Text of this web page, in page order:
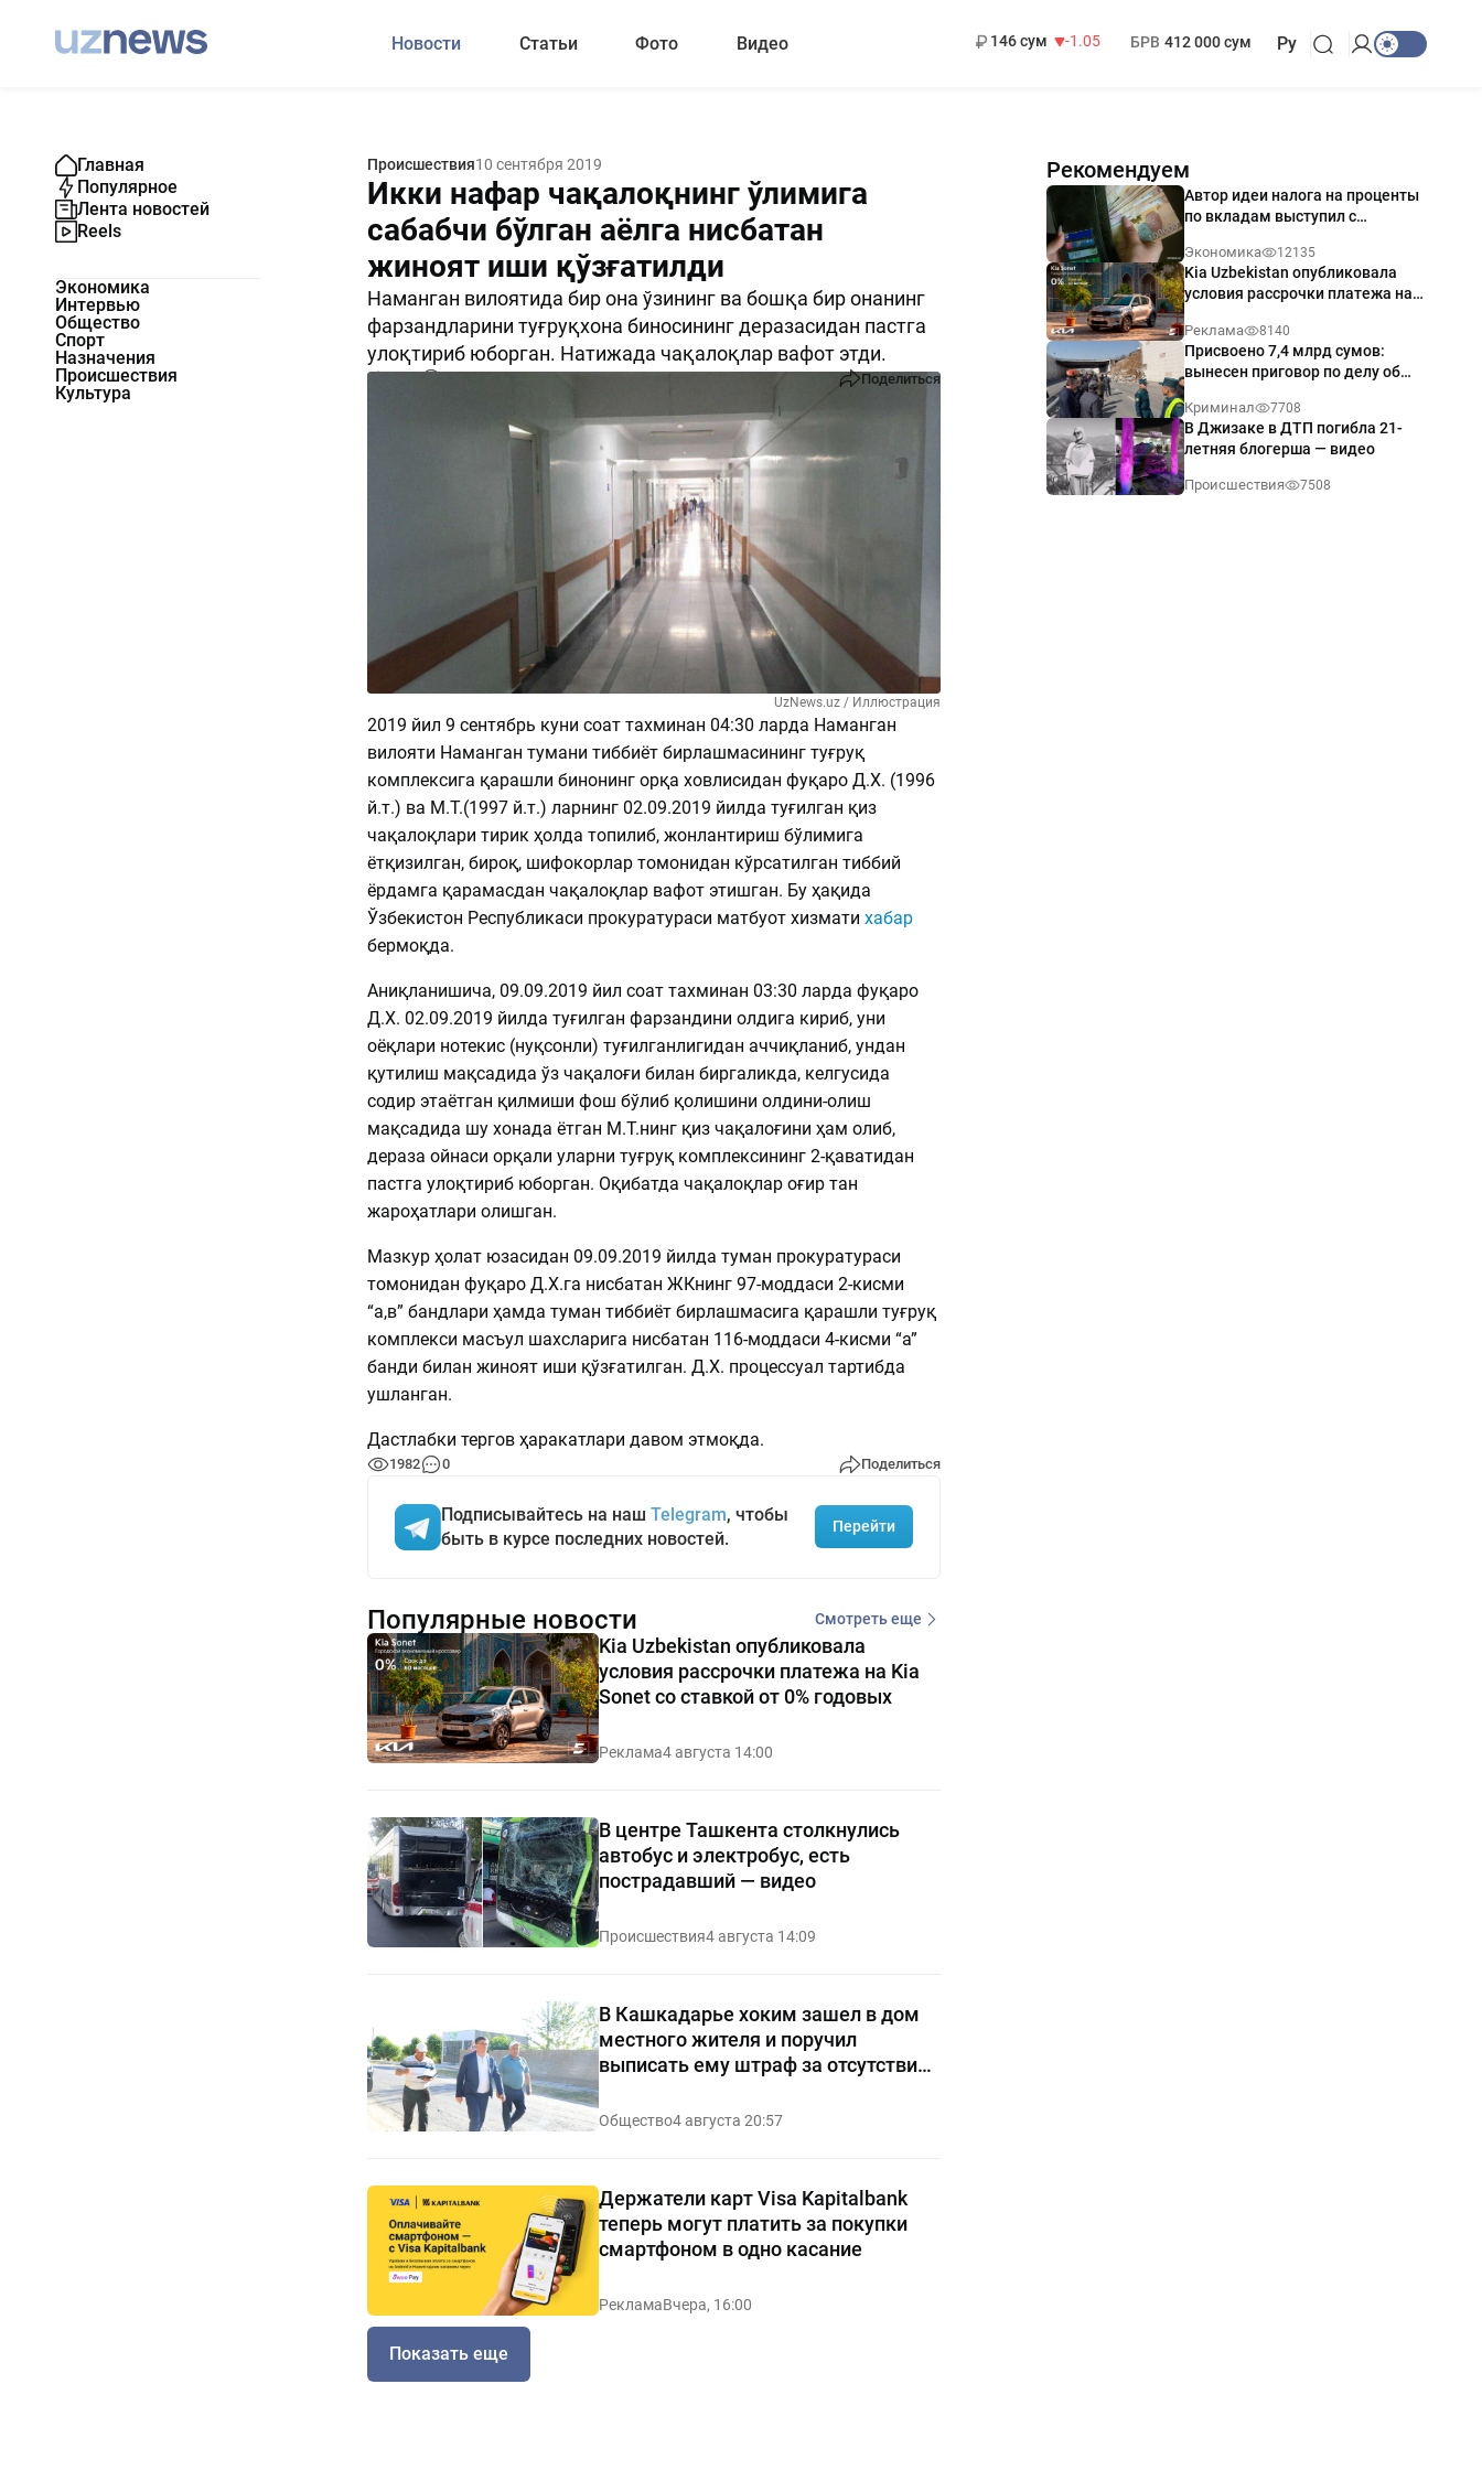
Новости Статьи Фото Видео
146 сум
-1.05
БРВ 412 000 сум Ру
Главная
Популярное
Лента новостей
Reels
Экономика
Интервью
Общество
Спорт
Назначения
Происшествия
Культура
Происшествия10 сентября 2019
Икки нафар чақалоқнинг ўлимига
сабабчи бўлган аёлга нисбатан
жиноят иши қўзғатилди
Наманган вилоятида бир она ўзининг ва бошқа бир онанинг
фарзандларини туғруқхона биносининг деразасидан пастга
улоқтириб юборган. Натижада чақалоқлар вафот этди.
Поделиться
UzNews.uz / Иллюстрация
2019 йил 9 сентябрь куни соат тахминан 04:30 ларда Наманган
вилояти Наманган тумани тиббиёт бирлашмасининг туғруқ
комплексига қарашли бинонинг орқа ховлисидан фуқаро Д.Х. (1996
й.т.) ва М.Т.(1997 й.т.) ларнинг 02.09.2019 йилда туғилган қиз
чақалоқлари тирик ҳолда топилиб, жонлантириш бўлимига
ётқизилган, бироқ, шифокорлар томонидан кўрсатилган тиббий
ёрдамга қарамасдан чақалоқлар вафот этишган. Бу ҳақида
Ўзбекистон Республикаси прокуратураси матбуот хизмати хабар
бермоқда.
Аниқланишича, 09.09.2019 йил соат тахминан 03:30 ларда фуқаро
Д.Х. 02.09.2019 йилда туғилган фарзандини олдига кириб, уни
оёқлари нотекис (нуқсонли) туғилганлигидан аччиқланиб, ундан
қутилиш мақсадида ўз чақалоғи билан биргаликда, келгусида
содир этаётган қилмиши фош бўлиб қолишини олдини-олиш
мақсадида шу хонада ётган М.Т.нинг қиз чақалоғини ҳам олиб,
дераза ойнаси орқали уларни туғруқ комплексининг 2-қаватидан
пастга улоқтириб юборган. Оқибатда чақалоқлар оғир тан
жароҳатлари олишган.
Мазкур ҳолат юзасидан 09.09.2019 йилда туман прокуратураси
томонидан фуқаро Д.Х.га нисбатан ЖКнинг 97-моддаси 2-кисми
“а,в” бандлари ҳамда туман тиббиёт бирлашмасига қарашли туғруқ
комплекси масъул шахсларига нисбатан 116-моддаси 4-кисми “а”
банди билан жиноят иши қўзғатилган. Д.Х. процессуал тартибда
ушланган.
Дастлабки тергов ҳаракатлари давом этмоқда.
1982 0 Поделиться
Подписывайтесь на наш Telegram, чтобы
быть в курсе последних новостей.
Перейти
Рекомендуем
Автор идеи налога на проценты
по вкладам выступил с
Экономика 12135
Kia Uzbekistan опубликовала
условия рассрочки платежа на
годовых
Реклама 8140
Присвоено 7,4 млрд сумов:
вынесен приговор по делу об
Ташкенте
Криминал 7708
В Джизаке в ДТП погибла 21-
летняя блогерша — видео
Происшествия 7508
Популярные новости Смотреть еще
Kia Uzbekistan опубликовала
условия рассрочки платежа на Kia
Sonet со ставкой от 0% годовых
Реклама4 августа 14:00
В центре Ташкента столкнулись
автобус и электробус, есть
пострадавший — видео
Происшествия4 августа 14:09
В Кашкадарье хоким зашел в дом
местного жителя и поручил
выписать ему штраф за отсутствие
чистоты — видео
Общество4 августа 20:57
Держатели карт Visa Kapitalbank
теперь могут платить за покупки
смартфоном в одно касание
РекламаВчера, 16:00
Показать еще